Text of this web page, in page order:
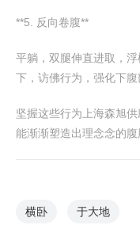
**5. 反向卷腹**
平躺，双腿伸直进取，
下，访佛行为，强化下腹
坚握这些行为上海森旭
能渐渐塑造出理念念的腹
横卧 于大地